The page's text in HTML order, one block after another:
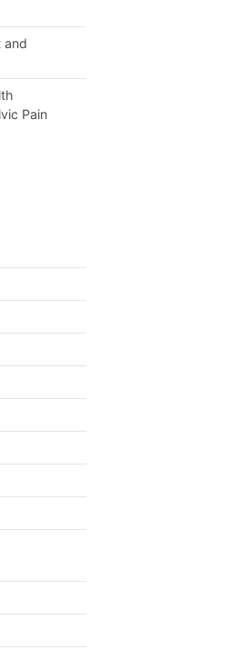
and
Pain